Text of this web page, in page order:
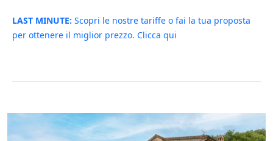
LAST MINUTE: Scopri le nostre tariffe o fai la tua proposta
per ottenere il miglior prezzo. Clicca qui